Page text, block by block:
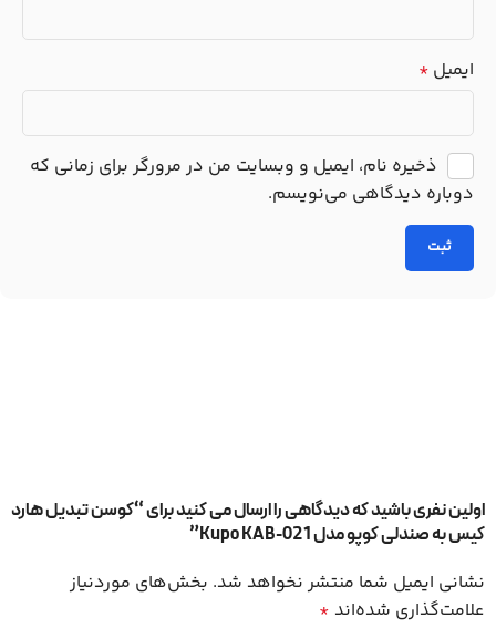
ایمیل *
ذخیره نام، ایمیل و وبسایت من در مرورگر برای زمانی که
دوباره دیدگاهی می‌نویسم.
اولین نفری باشید که دیدگاهی را ارسال می کنید برای “کوسن تبدیل هارد
کیس به صندلی کوپو مدل Kupo KAB-021”
نشانی ایمیل شما منتشر نخواهد شد. بخش‌های موردنیاز
علامت‌گذاری شده‌اند *